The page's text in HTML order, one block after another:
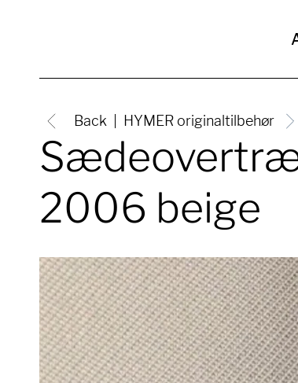
Back HYMER originaltilbehør
2006 beige